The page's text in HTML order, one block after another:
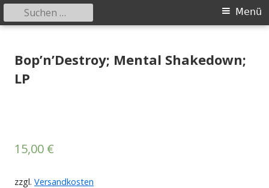
zum
Primäres
Menü
Suchen
nach:
Bop’n’Destroy; Mental Shakedown;
LP
15,00 €
zzgl. Versandkosten